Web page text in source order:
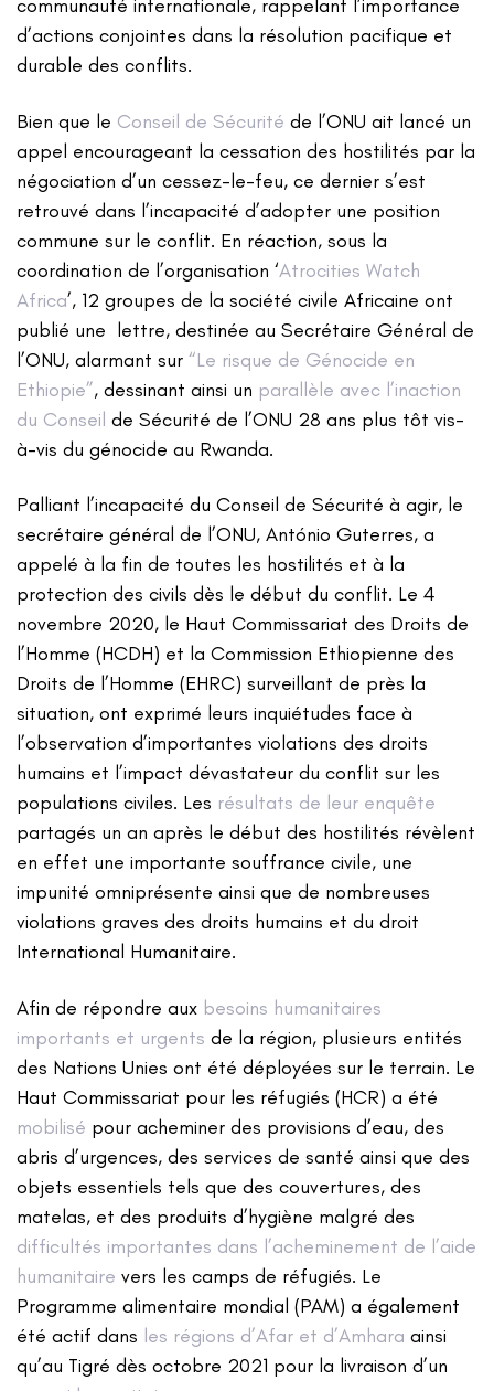
communauté internationale, rappelant l’importance
d’actions conjointes dans la résolution pacifique et
durable des conflits.
Bien que le Conseil de Sécurité de l’ONU ait lancé un
appel encourageant la cessation des hostilités par la
négociation d’un cessez-le-feu, ce dernier s’est
retrouvé dans l’incapacité d’adopter une position
commune sur le conflit. En réaction, sous la
coordination de l’organisation ‘Atrocities Watch
Africa’, 12 groupes de la société civile Africaine ont
publié une lettre, destinée au Secrétaire Général de
l’ONU, alarmant sur “Le risque de Génocide en
Ethiopie”, dessinant ainsi un parallèle avec l’inaction
du Conseil de Sécurité de l’ONU 28 ans plus tôt vis-
à-vis du génocide au Rwanda.
Palliant l’incapacité du Conseil de Sécurité à agir, le
secrétaire général de l’ONU, António Guterres, a
appelé à la fin de toutes les hostilités et à la
protection des civils dès le début du conflit. Le 4
novembre 2020, le Haut Commissariat des Droits de
l’Homme (HCDH) et la Commission Ethiopienne des
Droits de l’Homme (EHRC) surveillant de près la
situation, ont exprimé leurs inquiétudes face à
l’observation d’importantes violations des droits
humains et l’impact dévastateur du conflit sur les
populations civiles. Les résultats de leur enquête
partagés un an après le début des hostilités révèlent
en effet une importante souffrance civile, une
impunité omniprésente ainsi que de nombreuses
violations graves des droits humains et du droit
International Humanitaire.
Afin de répondre aux besoins humanitaires
importants et urgents de la région, plusieurs entités
des Nations Unies ont été déployées sur le terrain. Le
Haut Commissariat pour les réfugiés (HCR) a été
mobilisé pour acheminer des provisions d’eau, des
abris d’urgences, des services de santé ainsi que des
objets essentiels tels que des couvertures, des
matelas, et des produits d’hygiène malgré des
difficultés importantes dans l’acheminement de l’aide
humanitaire vers les camps de réfugiés. Le
Programme alimentaire mondial (PAM) a également
été actif dans les régions d’Afar et d’Amhara ainsi
qu’au Tigré dès octobre 2021 pour la livraison d’un